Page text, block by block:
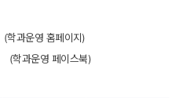
(학과운영 홈페이지)
(학과운영 페이스북)